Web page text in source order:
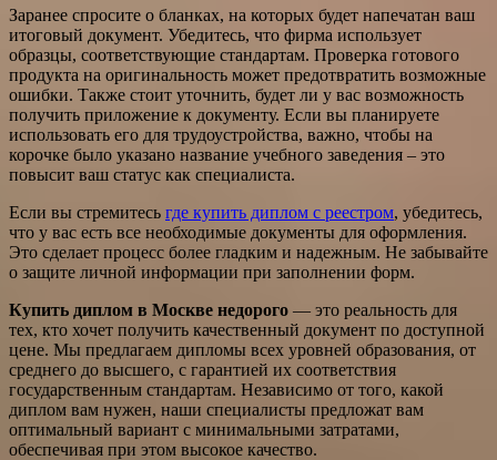
Заранее спросите о бланках, на которых будет напечатан ваш
итоговый документ. Убедитесь, что фирма использует
образцы, соответствующие стандартам. Проверка готового
продукта на оригинальность может предотвратить возможные
ошибки. Также стоит уточнить, будет ли у вас возможность
получить приложение к документу. Если вы планируете
использовать его для трудоустройства, важно, чтобы на
корочке было указано название учебного заведения – это
повысит ваш статус как специалиста.
Если вы стремитесь где купить диплом с реестром, убедитесь,
что у вас есть все необходимые документы для оформления.
Это сделает процесс более гладким и надежным. Не забывайте
о защите личной информации при заполнении форм.
Купить диплом в Москве недорого — это реальность для
тех, кто хочет получить качественный документ по доступной
цене. Мы предлагаем дипломы всех уровней образования, от
среднего до высшего, с гарантией их соответствия
государственным стандартам. Независимо от того, какой
диплом вам нужен, наши специалисты предложат вам
оптимальный вариант с минимальными затратами,
обеспечивая при этом высокое качество.